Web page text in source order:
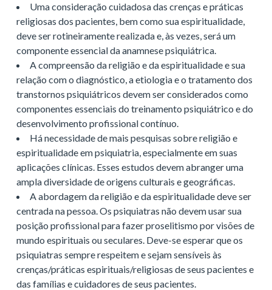
Uma consideração cuidadosa das crenças e práticas
religiosas dos pacientes, bem como sua espiritualidade,
deve ser rotineiramente realizada e, às vezes, será um
componente essencial da anamnese psiquiátrica.
A compreensão da religião e da espiritualidade e sua
relação com o diagnóstico, a etiologia e o tratamento dos
transtornos psiquiátricos devem ser considerados como
componentes essenciais do treinamento psiquiátrico e do
desenvolvimento profissional contínuo.
Há necessidade de mais pesquisas sobre religião e
espiritualidade em psiquiatria, especialmente em suas
aplicações clínicas. Esses estudos devem abranger uma
ampla diversidade de origens culturais e geográficas.
A abordagem da religião e da espiritualidade deve ser
centrada na pessoa. Os psiquiatras não devem usar sua
posição profissional para fazer proselitismo por visões de
mundo espirituais ou seculares. Deve-se esperar que os
psiquiatras sempre respeitem e sejam sensíveis às
crenças/práticas espirituais/religiosas de seus pacientes e
das famílias e cuidadores de seus pacientes.